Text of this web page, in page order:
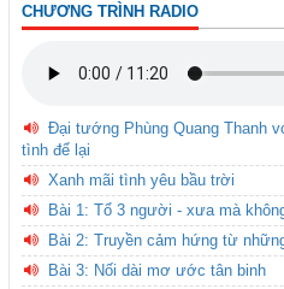
CHƯƠNG TRÌNH RADIO
Đại tướng Phùng Quang Thanh
tình để lại
Xanh mãi tình yêu bầu trời
Bài 1: Tổ 3 người - xưa mà
Bài 2: Truyền cảm hứng từ
Bài 3: Nối dài mơ ước tân binh